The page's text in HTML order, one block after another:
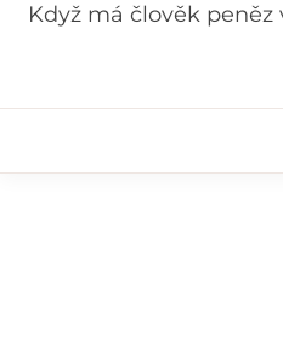
Když má člověk